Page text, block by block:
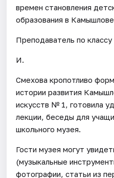
времен становления
образования в
Преподаватель по
И.
Смехова кропотливо
истории развития
искусств № 1, готовила
лекции, беседы для
школьного музея.
Гости музея могут
(музыкальные
фотографии, статьи из